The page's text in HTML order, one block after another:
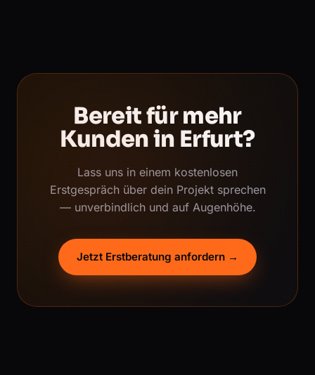
Bereit für mehr
Kunden in Erfurt?
Lass uns in einem kostenlosen
Erstgespräch über dein Projekt sprechen
— unverbindlich und auf Augenhöhe.
Jetzt Erstberatung anfordern →